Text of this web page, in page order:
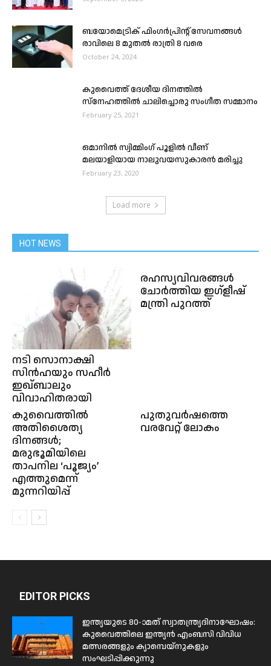
ബയോമെട്രിക് ഫിംഗർപ്രിൻ്റ് സേവനങ്ങൾ
രാവിലെ 8 മുതൽ രാത്രി 8 വരെ
October 24, 2024
കുവൈത്ത് ദേശീയ ദിനത്തിൽ
സ്നേഹത്തിൽ ചാലിച്ചൊരു സംഗീത സമ്മാനം
February 25, 2021
ഒമാനിൽ സ്വിമ്മിംഗ് പൂളിൽ വീണ്
മലയാളിയായ നാലുവയസുകാരൻ മരിച്ചു
February 23, 2020
Load more
HOT NEWS
നടി സൊനാക്ഷി
സിൻഹയും സഹീർ
ഇഖ്ബാലും
വിവാഹിതരായി
രഹസ്യവിവരങ്ങൾ
ചോർത്തിയ ഇഗ്ളീഷ്
മന്ത്രി പുറത്ത്
കുവൈത്തിൽ
അതിശൈത്യ
ദിനങ്ങൾ;
മരുഭൂമിയിലെ
താപനില ‘പൂജ്യം’
എത്തുമെന്ന്
മുന്നറിയിപ്പ്
പുതുവർഷത്തെ
വരവേറ്റ് ലോകം
EDITOR PICKS
ഇന്ത്യയുടെ 80-ാമത് സ്വാതന്ത്ര്യദിനാഘോഷം:
കുവൈത്തിലെ ഇന്ത്യൻ എംബസി വിവിധ
മത്സരങ്ങളും ക്യാമ്പെയ്‌നുകളും
സംഘടിപ്പിക്കുന്നു